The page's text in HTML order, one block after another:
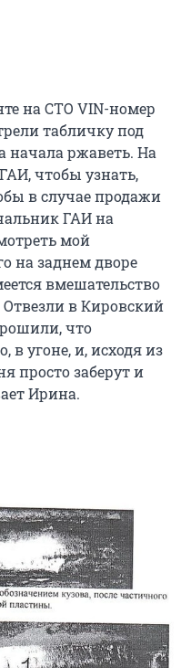
на СТО VIN-номер
табличку под
начала ржаветь. На
чтобы узнать,
в случае продажи
ГАИ на
мой
на заднем дворе
вмешательство
в Кировский
что
в угоне, и, исходя из
просто заберут и
Ирина.